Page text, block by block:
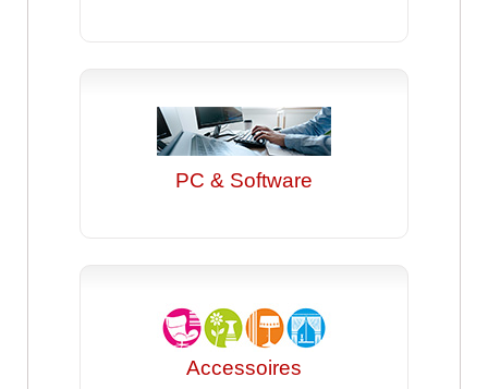
PC & Software
Accessoires